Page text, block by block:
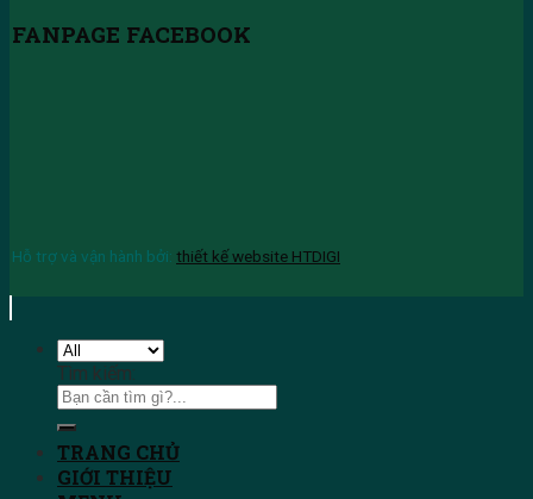
FANPAGE FACEBOOK
Hỗ trợ và vận hành bởi: thiết kế website HTDIGI
Tìm kiếm:
TRANG CHỦ
GIỚI THIỆU